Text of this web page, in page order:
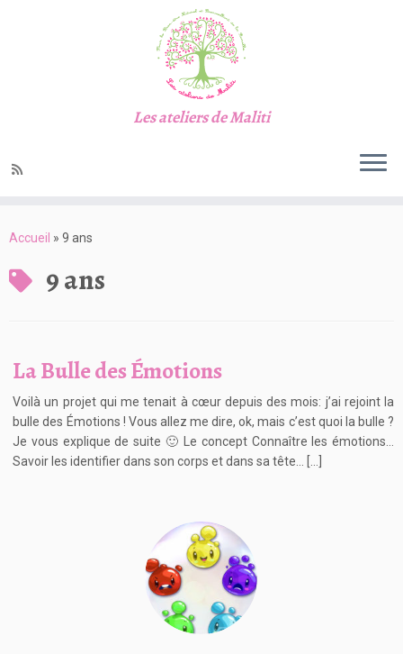
au
Les ateliers de Maliti
Accueil » 9 ans
9 ans
La Bulle des Émotions
Voilà un projet qui me tenait à cœur depuis des mois: j’ai rejoint la
bulle des Émotions ! Vous allez me dire, ok, mais c’est quoi la bulle ?
Je vous explique de suite 🙂 Le concept Connaître les émotions…
Savoir les identifier dans son corps et dans sa tête… […]